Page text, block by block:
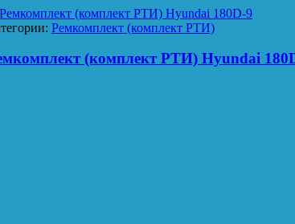
Ремкомплект (комплект РТИ)
(комплект РТИ) Hyundai